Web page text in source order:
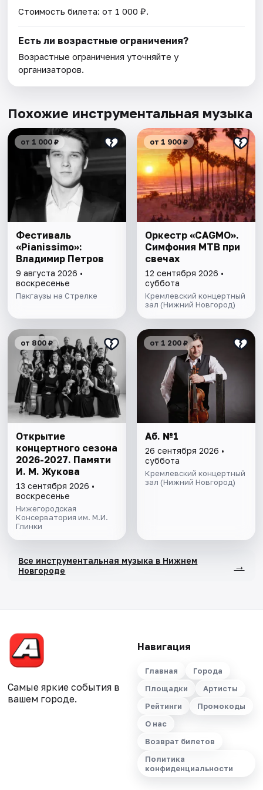
Стоимость билета: от 1 000 ₽.
Есть ли возрастные ограничения?
Возрастные ограничения уточняйте у
организаторов.
Похожие инструментальная музыка
от 1 000 ₽
Фестиваль
«Pianissimo»:
Владимир Петров
9 августа 2026 •
воскресенье
Пакгаузы на Стрелке
от 1 900 ₽
Оркестр «CAGMO».
Симфония МТВ при
свечах
12 сентября 2026 •
суббота
Кремлевский концертный
зал (Нижний Новгород)
от 800 ₽
Открытие
концертного сезона
2026-2027. Памяти
И. М. Жукова
13 сентября 2026 •
воскресенье
Нижегородская
Консерватория им. М.И.
Глинки
от 1 200 ₽
Аб. №1
26 сентября 2026 •
суббота
Кремлевский концертный
зал (Нижний Новгород)
Все инструментальная музыка в Нижнем
Новгороде
→
Самые яркие события в
вашем городе.
Навигация
Главная
Города
Площадки
Артисты
Рейтинги
Промокоды
О нас
Возврат билетов
Политика
конфиденциальности